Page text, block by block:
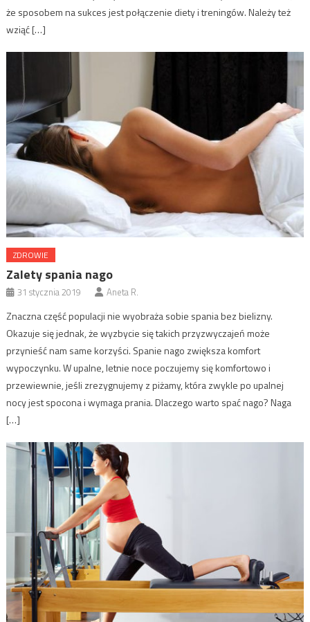
że sposobem na sukces jest połączenie diety i treningów. Należy też
wziąć […]
ZDROWIE
Zalety spania nago
31 stycznia 2019 Aneta R.
Znaczna część populacji nie wyobraża sobie spania bez bielizny.
Okazuje się jednak, że wyzbycie się takich przyzwyczajeń może
przynieść nam same korzyści. Spanie nago zwiększa komfort
wypoczynku. W upalne, letnie noce poczujemy się komfortowo i
przewiewnie, jeśli zrezygnujemy z piżamy, która zwykle po upalnej
nocy jest spocona i wymaga prania. Dlaczego warto spać nago? Naga
[…]